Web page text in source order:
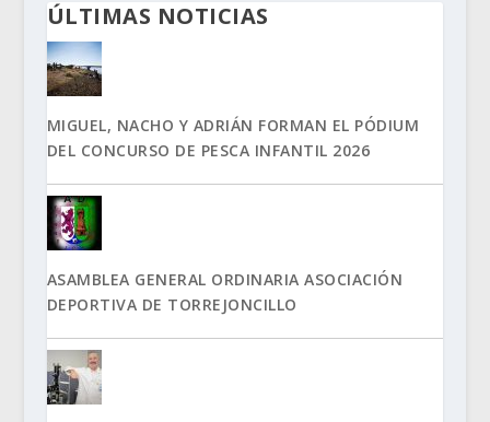
ÚLTIMAS NOTICIAS
MIGUEL, NACHO Y ADRIÁN FORMAN EL PÓDIUM
DEL CONCURSO DE PESCA INFANTIL 2026
ASAMBLEA GENERAL ORDINARIA ASOCIACIÓN
DEPORTIVA DE TORREJONCILLO